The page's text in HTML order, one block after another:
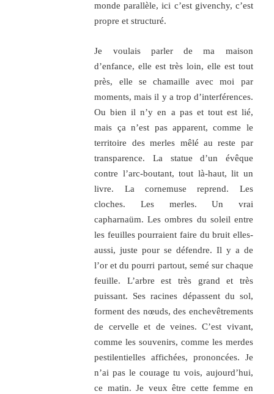
monde parallèle, ici c’est givenchy, c’est
propre et structuré.
Je voulais parler de ma maison
d’enfance, elle est très loin, elle est tout
près, elle se chamaille avec moi par
moments, mais il y a trop d’interférences.
Ou bien il n’y en a pas et tout est lié,
mais ça n’est pas apparent, comme le
territoire des merles mêlé au reste par
transparence. La statue d’un évêque
contre l’arc-boutant, tout là-haut, lit un
livre. La cornemuse reprend. Les
cloches. Les merles. Un vrai
capharnaüm. Les ombres du soleil entre
les feuilles pourraient faire du bruit elles-
aussi, juste pour se défendre. Il y a de
l’or et du pourri partout, semé sur chaque
feuille. L’arbre est très grand et très
puissant. Ses racines dépassent du sol,
forment des nœuds, des enchevêtrements
de cervelle et de veines. C’est vivant,
comme les souvenirs, comme les merdes
pestilentielles affichées, prononcées. Je
n’ai pas le courage tu vois, aujourd’hui,
ce matin. Je veux être cette femme en